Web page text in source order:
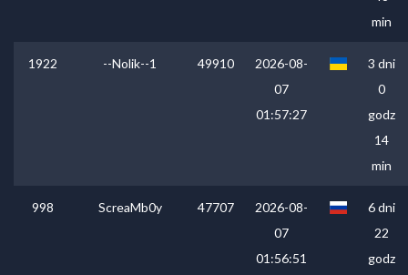
min
1922 --Nolik--1 49910
2026-08-
07
01:57:27
3 dni
0
godz
14
min
998 ScreaMb0y 47707
2026-08-
07
01:56:51
6 dni
22
godz